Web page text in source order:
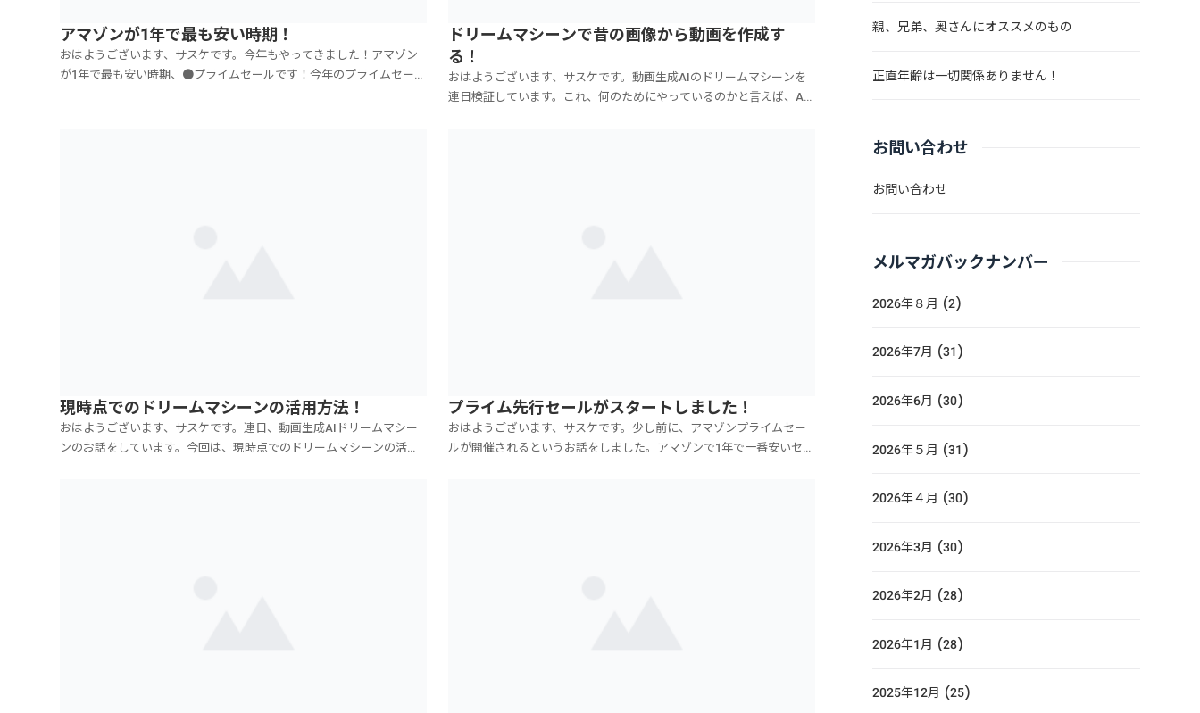
アマゾンが1年で最も安い時期！
おはようございます、サスケです。今年もやってきました！アマゾン
が1年で最も安い時期、●プライムセールです！今年のプライムセール
ドリームマシーンで昔の画像から動画を作成す
る！
おはようございます、サスケです。動画生成AIのドリームマシーンを
連日検証しています。これ、何のためにやっているのかと言えば、AI
現時点でのドリームマシーンの活用方法！
おはようございます、サスケです。連日、動画生成AIドリームマシー
ンのお話をしています。今回は、現時点でのドリームマシーンの活用
プライム先行セールがスタートしました！
おはようございます、サスケです。少し前に、アマゾンプライムセー
ルが開催されるというお話をしました。アマゾンで1年で一番安いセー
親、兄弟、奥さんにオススメのもの
正直年齢は一切関係ありません！
お問い合わせ
お問い合わせ
メルマガバックナンバー
2026年８月 (2)
2026年7月 (31)
2026年6月 (30)
2026年５月 (31)
2026年４月 (30)
2026年3月 (30)
2026年2月 (28)
2026年1月 (28)
2025年12月 (25)